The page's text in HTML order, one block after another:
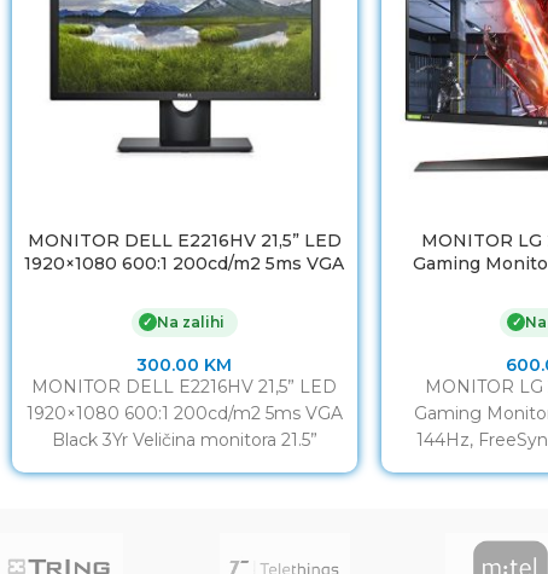
MONITOR DELL E2216HV 21,5” LED
1920×1080 600:1 200cd/m2 5ms VGA
✓ Na zalihi
300.00 KM
MONITOR DELL E2216HV 21,5” LED
1920×1080 600:1 200cd/m2 5ms VGA
Black 3Yr Veličina monitora 21.5”
MONITOR
Gaming
DP/HDMI, G-
✓
MONITOR
Gaming
144Hz,